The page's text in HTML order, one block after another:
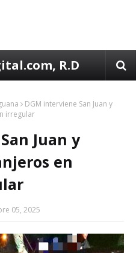
R.D
DGM interviene San Juan y
irregular
Juan y
en
05, 2025